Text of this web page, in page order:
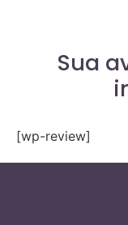
Sua
[wp-review]